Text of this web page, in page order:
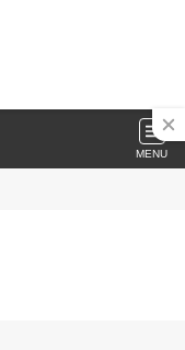
MENU